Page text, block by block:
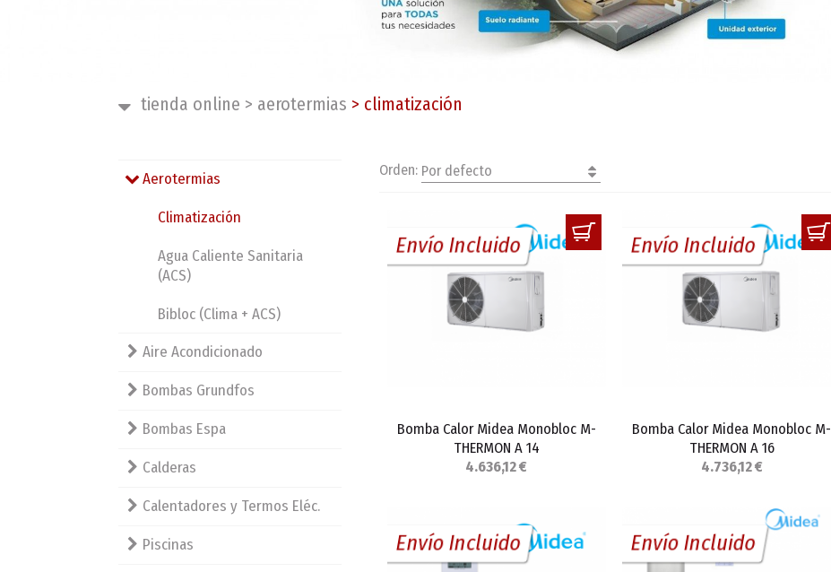
tienda online > aerotermias > climatización
Aerotermias
Climatización
Agua Caliente Sanitaria
(ACS)
Bibloc (Clima + ACS)
Aire Acondicionado
Bombas Grundfos
Bombas Espa
Calderas
Calentadores y Termos Eléc.
Piscinas
Orden: Por defecto
Bomba Calor Midea Monobloc M-
THERMON A 14
4.636,12 €
Envío Incluido
Bomba Calor Midea Monobloc M-
THERMON A 16
4.736,12 €
Envío Incluido
Envío Incluido Envío Incluido